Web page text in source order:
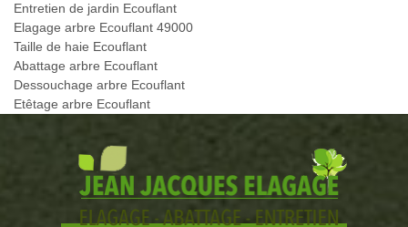
Entretien de jardin Ecouflant
Elagage arbre Ecouflant 49000
Taille de haie Ecouflant
Abattage arbre Ecouflant
Dessouchage arbre Ecouflant
Etêtage arbre Ecouflant